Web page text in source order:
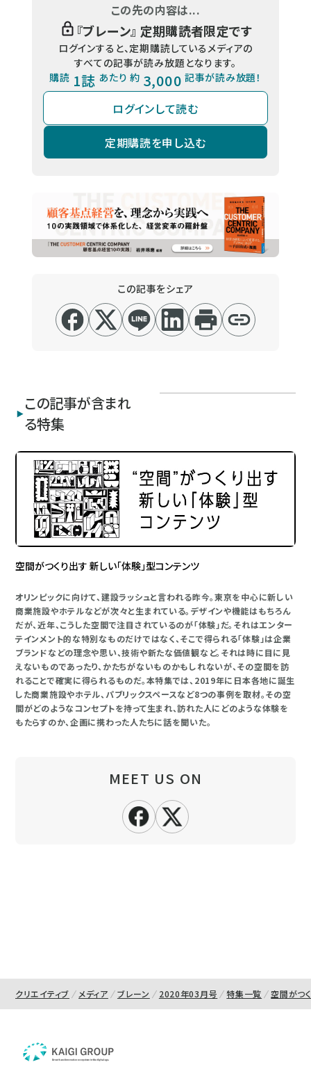
この先の内容は...
『ブレーン』 定期購読者限定です
ログインすると、定期購読しているメディアの
すべての記事が読み放題となります。
購読 1誌 あたり 約 3,000 記事が読み放題！
ログインして読む
定期購読を申し込む
この記事をシェア
この記事が含まれ
る特集
空間がつくり出す 新しい「体験」型コンテンツ
オリンピックに向けて、建設ラッシュと言われる昨今。東京を中心に新しい
商業施設やホテルなどが次々と生まれている。デザインや機能はもちろん
だが、近年、こうした空間で注目されているのが「体験」だ。それはエンター
テインメント的な特別なものだけではなく、そこで得られる「体験」は企業
ブランドなどの理念や思い、技術や新たな価値観など。それは時に目に見
えないものであったり、かたちがないものかもしれないが、その空間を訪
れることで確実に得られるものだ。本特集では、2019年に日本各地に誕生
した商業施設やホテル、パブリックスペースなど8つの事例を取材。その空
間がどのようなコンセプトを持って生まれ、訪れた人にどのような体験を
もたらすのか、企画に携わった人たちに話を聞いた。
MEET US ON
クリエイティブ メディア ブレーン 2020年03月号 特集一覧 空間がつ